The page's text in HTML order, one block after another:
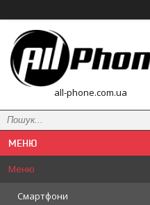
all-phone.com.ua
Меню
Смартфони